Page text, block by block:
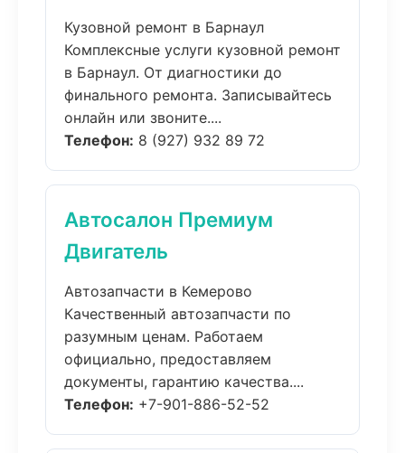
Кузовной ремонт в Барнаул
Комплексные услуги кузовной ремонт
в Барнаул. От диагностики до
финального ремонта. Записывайтесь
онлайн или звоните....
Телефон: 8 (927) 932 89 72
Автосалон Премиум
Двигатель
Автозапчасти в Кемерово
Качественный автозапчасти по
разумным ценам. Работаем
официально, предоставляем
документы, гарантию качества....
Телефон: +7-901-886-52-52